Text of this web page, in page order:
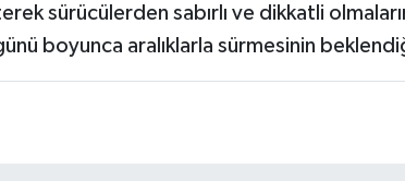
sürücülerden sabırlı ve dikkatli
boyunca aralıklarla sürmesinin